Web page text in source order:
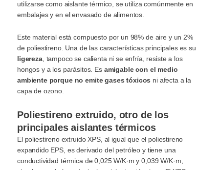
utilizarse como aislante térmico, se utiliza comúnmente en
embalajes y en el envasado de alimentos.
Este material está compuesto por un 98% de aire y un 2%
de poliestireno. Una de las características principales es su
ligereza, tampoco se calienta ni se enfría, resiste a los
hongos y a los parásitos. Es amigable con el medio
ambiente porque no emite gases tóxicos ni afecta a la
capa de ozono.
Poliestireno extruido, otro de los
principales aislantes térmicos
El poliestireno extruido XPS, al igual que el poliestireno
expandido EPS, es derivado del petróleo y tiene una
conductividad térmica de 0,025 W/K·m y 0,039 W/K·m,